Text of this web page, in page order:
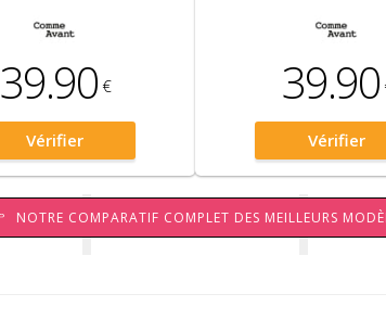
39.90 €
Vérifier
39.90
Vérifier
NOTRE COMPARATIF COMPLET DES MEILLEURS